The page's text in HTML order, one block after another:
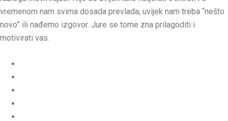
vremenom nam svima dosada prevlada, uvijek nam treba “nešto
novo” ili nađemo izgovor. Jure se tome zna prilagoditi i
motivirati vas.